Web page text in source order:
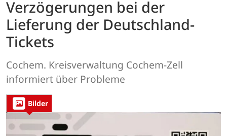
Verzögerungen bei der
Lieferung der Deutschland-
Tickets
Cochem. Kreisverwaltung Cochem-Zell
informiert über Probleme
Bilder